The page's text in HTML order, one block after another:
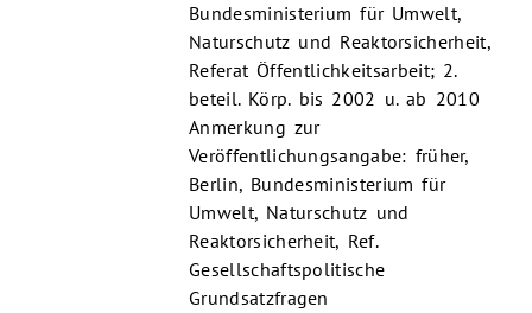
Bundesministerium für Umwelt,
Naturschutz und Reaktorsicherheit,
Referat Öffentlichkeitsarbeit; 2.
beteil. Körp. bis 2002 u. ab 2010
Anmerkung zur
Veröffentlichungsangabe: früher,
Berlin, Bundesministerium für
Umwelt, Naturschutz und
Reaktorsicherheit, Ref.
Gesellschaftspolitische
Grundsatzfragen